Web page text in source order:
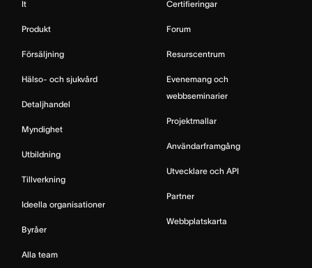
It
Produkt
Försäljning
Hälso- och sjukvård
Detaljhandel
Myndighet
Utbildning
Tillverkning
Ideella organisationer
Byråer
Alla team
Certifieringar
Forum
Resurscentrum
Evenemang och
webbseminarier
Projektmallar
Användarframgång
Utvecklare och API
Partner
Webbplatskarta